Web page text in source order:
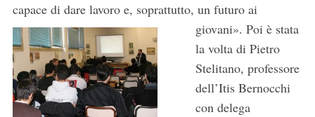
capace di dare lavoro e, soprattutto, un futuro ai
giovani». Poi è stata
la volta di Pietro
Stelitano, professore
dell’Itis Bernocchi
con delega